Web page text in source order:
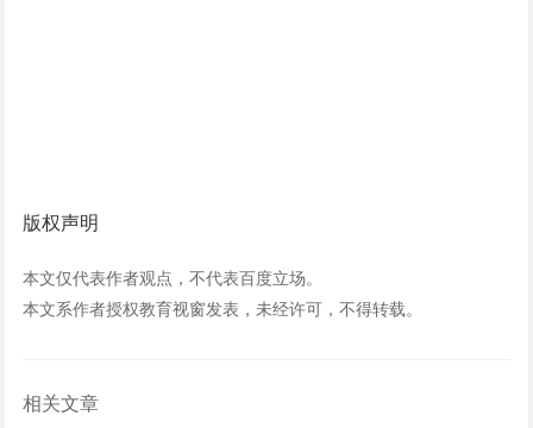
版权声明
本文仅代表作者观点，不代表百度立场。
本文系作者授权教育视窗发表，未经许可，不得转载。
相关文章